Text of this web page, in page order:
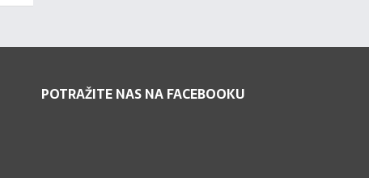
POTRAŽITE NAS NA FACEBOOKU